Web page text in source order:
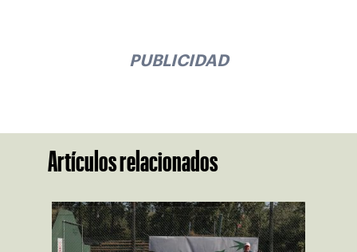
PUBLICIDAD
Artículos relacionados